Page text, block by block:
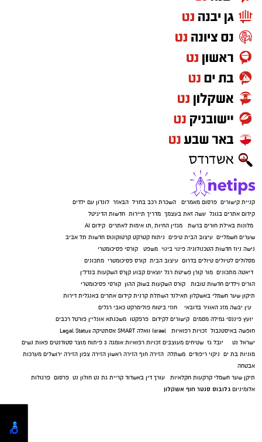
קניית קישורים פרסום מאמרים השכרת רכב בחו"ל הבאזר לונדון עם ילדים
קידום אתרים בגוגל עשה זאת בעצמך מדריך תיירות חדשות הדיגיטל
מלונות באילת חורים ברשת מגזין החיות ,תו אימות לאתרים קידום AI
שערים חשמליים עיצוב הבית טיפים ניתוח קטרקט קרטוקונוס חדשות תל אביב
נישה ניוז חדשות הטכנולוגיה פינוי בינוי משפט
קורסי פסיכומטרי
מסלולים לטיולים טיולים בדרום עיצוב הבית קורס פסיכומטרי מתכונים
דיאטה מתכונים מור קורן פשיטת רגל יוצאים קבוע קןרס השקעות בנדל"ן
הורים וילדים חדשות טובות קורס השקעות בשוק ההון קורסי פסיכומטרי
תיקון שער חשמלי באשקלון תאילנד השתלת קרנית קידום אתרים באנגלית דירות
עין יבשה מזג האוויר בדובאי חוזי ביטוח פולימרקט כאבי רגלים
יועץ פיננסי גמילה מסמים קישורים לקידום פרפקטו משכנתא אונליין פורטל רכבים
חופשה באיסטנבול זכויות רפואיות Israel וואלה SMART אסתטיקה Legal Status
ישראל נט
יובל גז שטיחים מעוצבים זכויות רפואיות אומגה 3 פיתוח מוצר סטודנטים פאות נשים
מוניות בת ים ניקוי ריפודים משתלה הזירה חוף הזירה ראשון הזירה צפון הזירה ירושלים מערכות
אבטחה
תיקן שער חשמלי קרקעות חקלאיות עורך דין באשדוד קריית גת נט חולון נט פרסום פרגולות
אלומיניום גלובוס סנטר חוף אשקלון